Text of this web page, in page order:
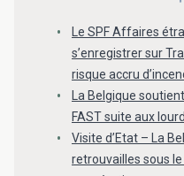
Le SPF Affaires
s’enregistrer sur
risque accru
La Belgique
FAST suite aux
Visite d’Etat – La
retrouvailles sous le